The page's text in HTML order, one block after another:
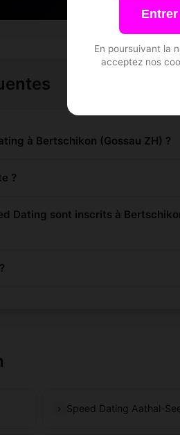
En poursuivant la
acceptez nos
à Bertschikon (Gossau ZH) ?
?
Dating sont inscrits à
Speed Dating Aathal-